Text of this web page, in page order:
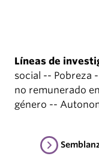
Líneas de
social -- Pobreza
no remunerado
género --